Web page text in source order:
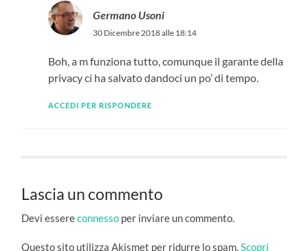
Germano Usoni
30 Dicembre 2018 alle 18:14
Boh, a m funziona tutto, comunque il garante della
privacy ci ha salvato dandoci un po’ di tempo.
ACCEDI PER RISPONDERE
Lascia un commento
Devi essereconnesso per inviare un commento.
Questo sito utilizza Akismet per ridurre lo spam.Scopri